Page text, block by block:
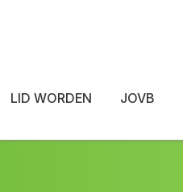
LID WORDEN JOVB